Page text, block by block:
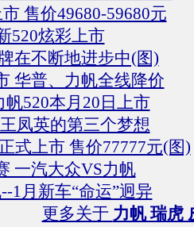
售价49680-59680元
520炫彩上市
在不断地进步中(图)
华普、力帆全线降价
520本月20日上市
凤英的第三个梦想
式上市 售价77777元(图)
一汽大众VS力帆
1月新车“命运”迥异
更多关于 力帆 瑞虎